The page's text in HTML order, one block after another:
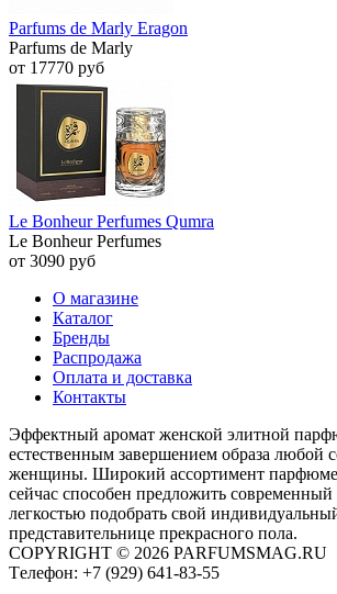
Parfums de Marly Eragon
Parfums de Marly
от 17770 руб
Le Bonheur Perfumes Qumra
Le Bonheur Perfumes
от 3090 руб
О магазине
Каталог
Бренды
Распродажа
Оплата и доставка
Контакты
Эффектный аромат женской элитной
естественным завершением образа любой
женщины. Широкий ассортимент
сейчас способен предложить
легкостью подобрать свой
представительнице прекрасного пола.
COPYRIGHT © 2026 PARFUMSMAG.RU
Tелефон: +7 (929) 641-83-55